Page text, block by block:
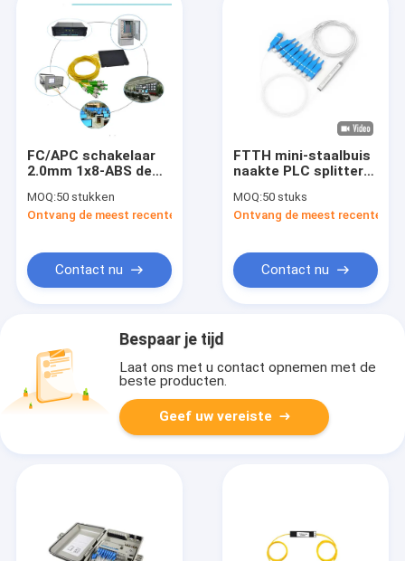
FC/APC schakelaar
2.0mm 1x8-ABS de
de Doosvezel
Optische Splitser
MOQ:50 stukken
Ontvang de meest recente Prijs
Contact nu
FTTH mini-staalbuis
naakte PLC splitter
glasvezel splitter
MOQ:50 stuks
Ontvang de meest recente
Contact nu
Bespaar je tijd
Laat ons met u contact opnemen met de
beste producten.
Geef uw vereiste